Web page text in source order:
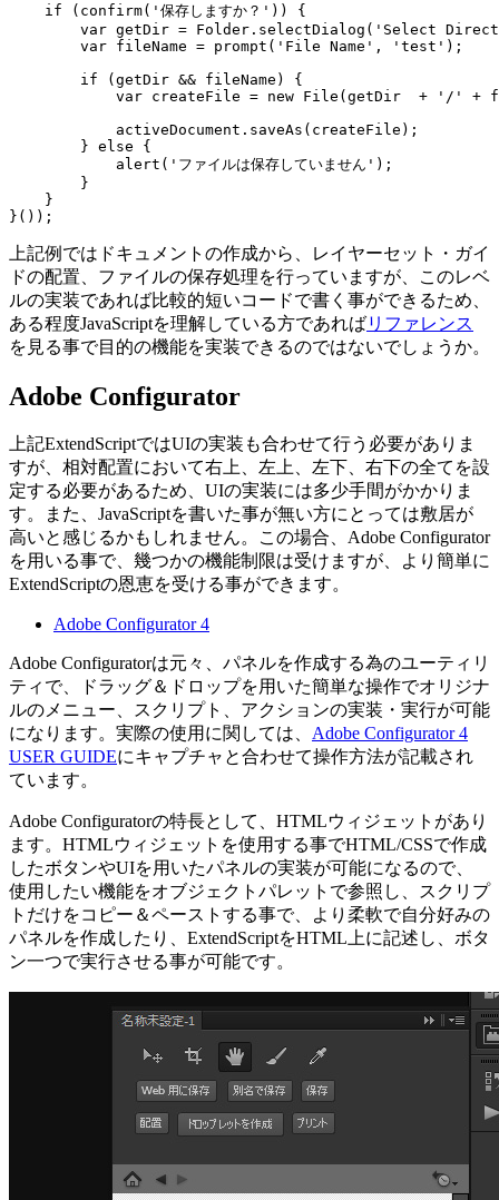
    if (confirm('保存しますか？')) {
var getDir = Folder.selectDialog('Select
        var fileName = prompt('File Name', 'test');
        if (getDir && fileName) {
var createFile = new File(getDir  + '/' +
            activeDocument.saveAs(createFile);
        } else {
            alert('ファイルは保存していません');
        }
    }
上記例ではドキュメントの作成から、レイヤーセット・ガイ
ドの配置、ファイルの保存処理を行っていますが、このレベ
ルの実装であれば比較的短いコードで書く事ができるため、
ある程度JavaScriptを理解している方であればリファレンス
を見る事で目的の機能を実装できるのではないでしょうか。
Adobe Configurator
上記ExtendScriptではUIの実装も合わせて行う必要がありま
すが、相対配置において右上、左上、左下、右下の全てを設
定する必要があるため、UIの実装には多少手間がかかりま
す。また、JavaScriptを書いた事が無い方にとっては敷居が
高いと感じるかもしれません。この場合、Adobe Configurator
を用いる事で、幾つかの機能制限は受けますが、より簡単に
ExtendScriptの恩恵を受ける事ができます。
Adobe Configurator 4
Adobe Configuratorは元々、パネルを作成する為のユーティリ
ティで、ドラッグ＆ドロップを用いた簡単な操作でオリジナ
ルのメニュー、スクリプト、アクションの実装・実行が可能
になります。実際の使用に関しては、 Adobe Configurator 4
USER GUIDEにキャプチャと合わせて操作方法が記載され
ています。
Adobe Configuratorの特長として、HTMLウィジェットがあり
ます。HTMLウィジェットを使用する事でHTML/CSSで作成
したボタンやUIを用いたパネルの実装が可能になるので、
使用したい機能をオブジェクトパレットで参照し、スクリプ
トだけをコピー＆ペーストする事で、より柔軟で自分好みの
パネルを作成したり、ExtendScriptをHTML上に記述し、ボタ
ン一つで実行させる事が可能です。